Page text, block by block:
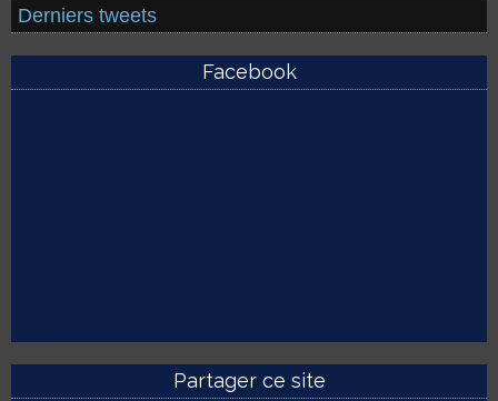
Derniers tweets
Facebook
Partager ce site